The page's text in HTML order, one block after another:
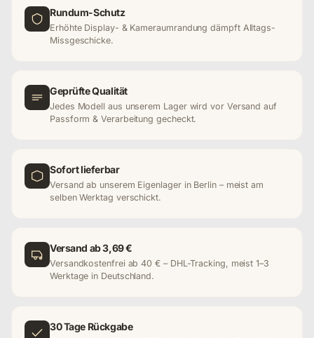
Rundum-Schutz
Erhöhte Display- & Kameraumrandung dämpft Alltags-
Missgeschicke.
Geprüfte Qualität
Jedes Modell aus unserem Lager wird vor Versand auf
Passform & Verarbeitung gecheckt.
Sofort lieferbar
Versand ab unserem Eigenlager in Berlin – meist am
selben Werktag verschickt.
Versand ab 3,69 €
Versandkostenfrei ab 40 € – DHL-Tracking, meist 1–3
Werktage in Deutschland.
30 Tage Rückgabe